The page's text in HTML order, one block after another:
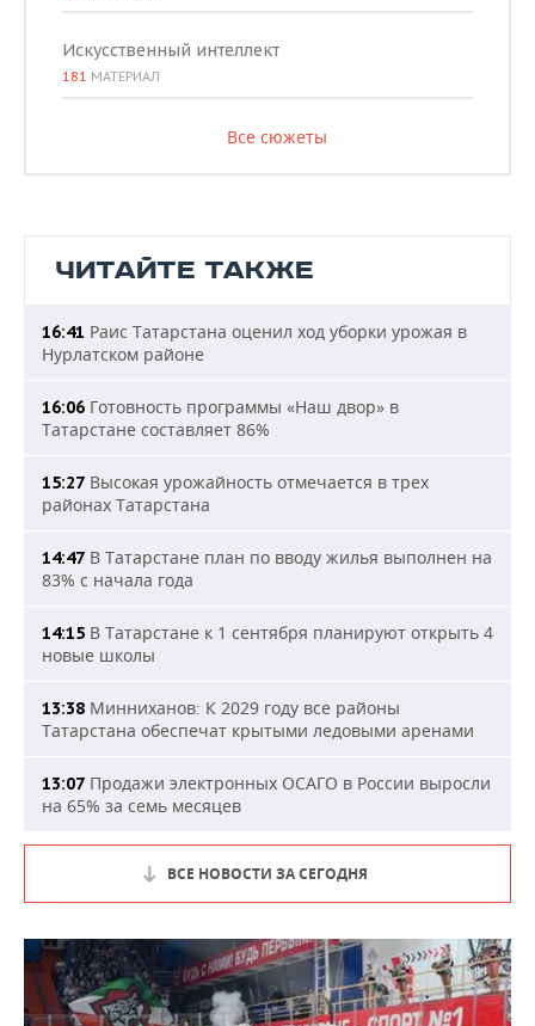
Искусственный интеллект
181 МАТЕРИАЛ
Все сюжеты
ЧИТАЙТЕ ТАКЖЕ
16:41 Раис Татарстана оценил ход уборки урожая в
Нурлатском районе
16:06 Готовность программы «Наш двор» в
Татарстане составляет 86%
15:27 Высокая урожайность отмечается в трех
районах Татарстана
14:47 В Татарстане план по вводу жилья выполнен на
83% с начала года
14:15 В Татарстане к 1 сентября планируют открыть 4
новые школы
13:38 Минниханов: К 2029 году все районы
Татарстана обеспечат крытыми ледовыми аренами
13:07 Продажи электронных ОСАГО в России выросли
на 65% за семь месяцев
ВСЕ НОВОСТИ ЗА СЕГОДНЯ